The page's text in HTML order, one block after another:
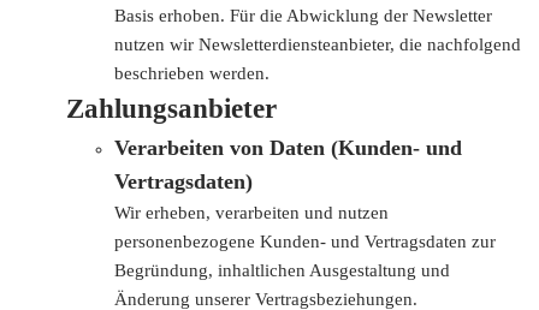
Basis erhoben. Für die Abwicklung der Newsletter
nutzen wir Newsletterdiensteanbieter, die nachfolgend
beschrieben werden.
Zahlungsanbieter
Verarbeiten von Daten (Kunden- und
Vertragsdaten)
Wir erheben, verarbeiten und nutzen
personenbezogene Kunden- und Vertragsdaten zur
Begründung, inhaltlichen Ausgestaltung und
Änderung unserer Vertragsbeziehungen.